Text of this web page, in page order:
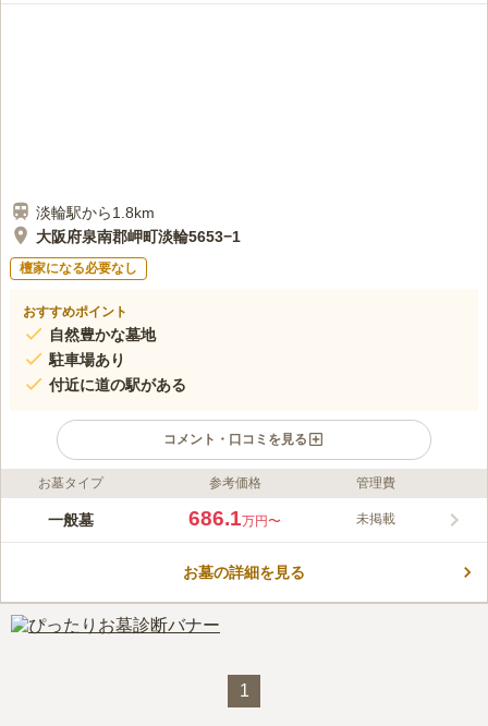
ち込みも可能です。但し法事の食事は最寄り駅の近くで予約しています。
淡輪駅から1.8km
大阪府泉南郡岬町淡輪5653−1
檀家になる必要なし
おすすめポイント
自然豊かな墓地
駐車場あり
付近に道の駅がある
コメント・口コミを見る
ライフドット編集部のコメント
岬町が管理・運営する公営墓地です。北に大阪湾、南に提灯講山
ます。みさき斎場に隣接しており、近くには道の駅みさき（産直
山古墳が付近にあり、お墓参りの際に立ち寄ることができます。
口コミ評価
お墓タイプ 参考価格 管理費
一般墓 686.1万円〜 未掲載
お墓の詳細を見る
1